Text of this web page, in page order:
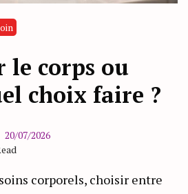
le corps ou
choix faire ?
20/07/2026
corporels, choisir entre